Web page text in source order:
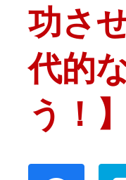
功さ
代的
う！】